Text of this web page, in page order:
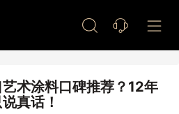
术涂料口碑推荐？12年
真话！